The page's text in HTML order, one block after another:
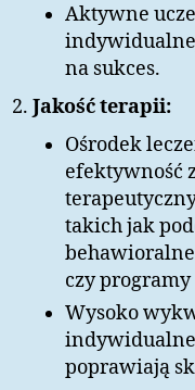
Aktywne
na sukces.
Jakość terapii:
Ośrodek
efektywność
takich jak
czy
Wysoko
indywidualne
poprawiają